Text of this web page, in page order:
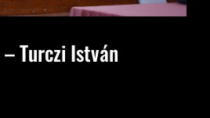
Turczi István